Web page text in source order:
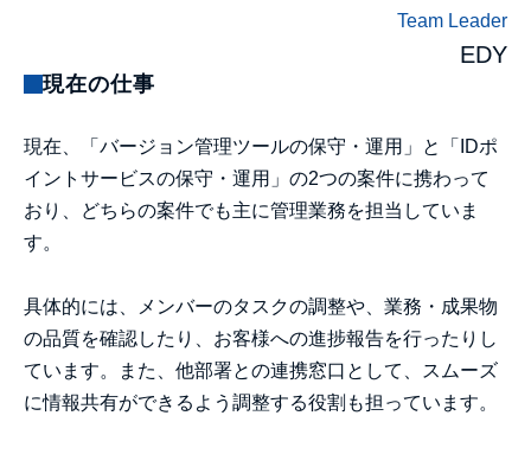
Team Leader
EDY
現在の仕事
現在、「バージョン管理ツールの保守・運用」と「IDポ
イントサービスの保守・運用」の2つの案件に携わって
おり、どちらの案件でも主に管理業務を担当していま
す。
具体的には、メンバーのタスクの調整や、業務・成果物
の品質を確認したり、お客様への進捗報告を行ったりし
ています。また、他部署との連携窓口として、スムーズ
に情報共有ができるよう調整する役割も担っています。